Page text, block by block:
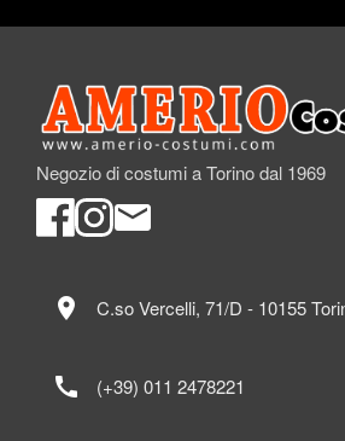
Negozio di costumi a Torino dal 1969
location_on C.so Vercelli, 71/D - 10155
call (+39) 011 2478221